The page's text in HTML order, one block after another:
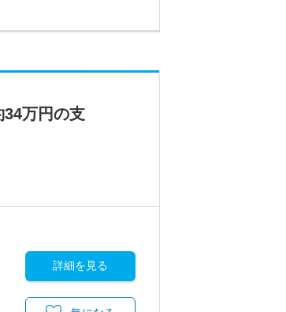
34万円の支
詳細を見る